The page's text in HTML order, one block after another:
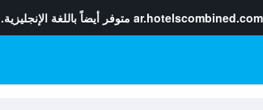
ar.hotelscombined.com متوفر أيضاً باللغة الإنجليزية.